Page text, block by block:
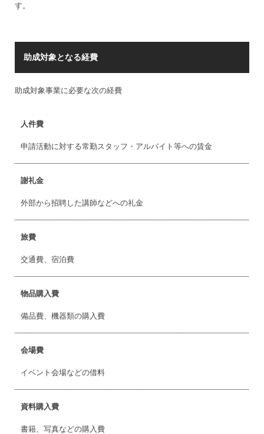
す。
助成対象となる経費
助成対象事業に必要な次の経費
人件費
申請活動に対する常勤スタッフ・アルバイト等への賃金
謝礼金
外部から招聘した講師などへの礼金
旅費
交通費、宿泊費
物品購入費
備品費、機器類の購入費
会場費
イベント会場などの借料
資料購入費
書籍、写真などの購入費